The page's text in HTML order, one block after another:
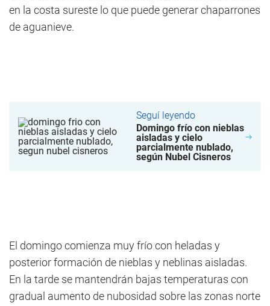
en la costa sureste lo que puede generar chaparrones
de aguanieve.
Seguí leyendo
Domingo frío con nieblas
aisladas y cielo
parcialmente nublado,
según Nubel Cisneros
El domingo comienza muy frío con heladas y
posterior formación de nieblas y neblinas aisladas.
En la tarde se mantendrán bajas temperaturas con
gradual aumento de nubosidad sobre las zonas norte